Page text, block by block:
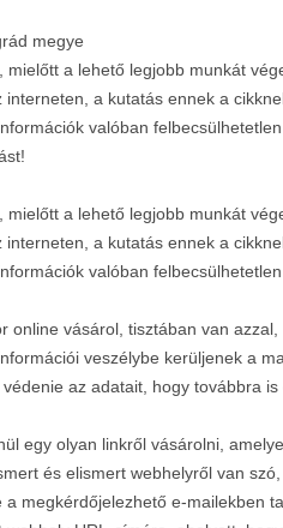
megye
mielőtt a lehető legjobb munkát
a kutatás ennek a
valóban
mielőtt a lehető legjobb munkát
a kutatás ennek a
valóban
online vásárol, tisztában van
veszélybe kerüljenek a
az adatait, hogy továbbra is
egy olyan linkről vásárolni,
és elismert webhelyről van
megkérdőjelezhető e-mailekben